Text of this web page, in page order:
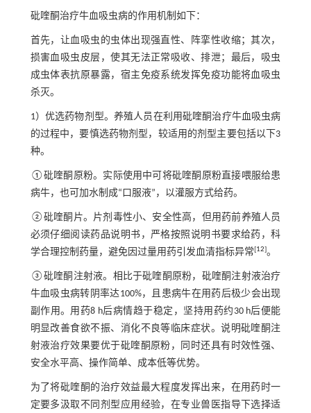
砒喹酮治疗牛血吸虫病的作用机制如下：
首先，让血吸虫的虫体出现强直性、阵挛性收缩；其次，
损害血吸虫皮层，使其无法正常吸收、排泄；最后，吸虫
成虫体表抗原暴露，宿主免疫系统发挥免疫功能将血吸虫
杀灭。
1）优选药物剂型。养殖人员在利用砒喹酮治疗牛血吸虫病
的过程中，要慎选药物剂型，较适用的剂型主要包括以下3
种。
①砒喹酮原粉。实际使用中可将砒喹酮原粉直接喂服给患
病牛，也可加水制成“口服液”，以灌服方式给药。
②砒喹酮片。片剂毒性小、安全性高，但用药前养殖人员
必须仔细阅读药品说明书，严格按照说明书要求给药，科
学合理控制药量，避免因过量用药引发血清指标异常[12]。
③砒喹酮注射液。相比于砒喹酮原粉，砒喹酮注射液治疗
牛血吸虫病转阴率达100%，且患病牛在用药后极少会出现
副作用。用药8 h后病情趋于稳定，坚持用药约30 h后便能
明显改善食欲不振、消化不良等临床症状。说明砒喹酮注
射液治疗效果要优于砒喹酮原粉，同时还具有时效性强、
安全水平高、操作简单、成本低等优势。
为了将砒喹酮的治疗效益最大程度发挥出来，在用药时一
定要多汲取不同剂型应用经验，在专业兽医指导下选择适